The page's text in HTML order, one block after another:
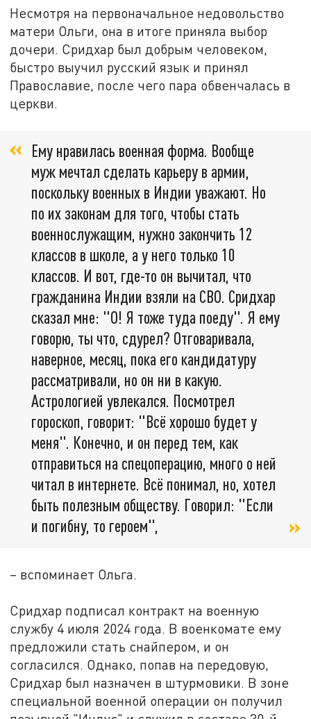
Несмотря на первоначальное недовольство
матери Ольги, она в итоге приняла выбор
дочери. Сридхар был добрым человеком,
быстро выучил русский язык и принял
Православие, после чего пара обвенчалась в
церкви.
Ему нравилась военная форма. Вообще
муж мечтал сделать карьеру в армии,
поскольку военных в Индии уважают. Но
по их законам для того, чтобы стать
военнослужащим, нужно закончить 12
классов в школе, а у него только 10
классов. И вот, где-то он вычитал, что
гражданина Индии взяли на СВО. Сридхар
сказал мне: "О! Я тоже туда поеду". Я ему
говорю, ты что, сдурел? Отговаривала,
наверное, месяц, пока его кандидатуру
рассматривали, но он ни в какую.
Астрологией увлекался. Посмотрел
гороскоп, говорит: "Всё хорошо будет у
меня". Конечно, и он перед тем, как
отправиться на спецоперацию, много о ней
читал в интернете. Всё понимал, но, хотел
быть полезным обществу. Говорил: "Если
и погибну, то героем",
– вспоминает Ольга.
Сридхар подписал контракт на военную
службу 4 июля 2024 года. В военкомате ему
предложили стать снайпером, и он
согласился. Однако, попав на передовую,
Сридхар был назначен в штурмовики. В зоне
специальной военной операции он получил